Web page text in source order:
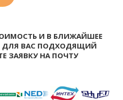
И В БЛИЖАЙШЕЕ
ДЛЯ ВАС ПОДХОДЯЩИЙ
ЗАЯВКУ НА ПОЧТУ